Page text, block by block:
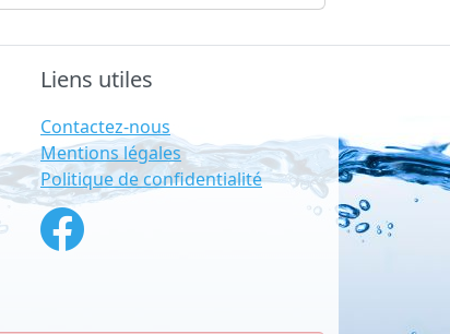
Liens utiles
Contactez-nous
Mentions légales
Politique de confidentialité